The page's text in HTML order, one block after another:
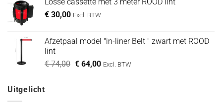
€ 49,00.€ 39,00.
€ 30,00 Excl. BTW
Afzetpaal model "in-liner Belt " zwart met ROOD
lint
€74,00 Oorspronkelijke
€64,00Huidige
Excl. BTW
Uitgelicht